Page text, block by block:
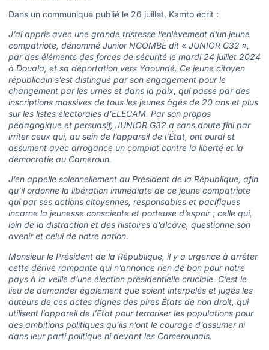
Dans un communiqué publié le 26 juillet, Kamto écrit :
J’ai appris avec une grande tristesse l’enlèvement d’un jeune
compatriote, dénommé Junior NGOMBÈ dit « JUNIOR G32 »,
par des éléments des forces de sécurité le mardi 24 juillet 2024
à Douala, et sa déportation vers Yaoundé. Ce jeune citoyen
républicain s’est distingué par son engagement pour le
changement par les urnes et dans la paix, qui passe par des
inscriptions massives de tous les jeunes âgés de 20 ans et plus
sur les listes électorales d’ELECAM. Par son propos
pédagogique et persuasif, JUNIOR G32 a sans doute fini par
irriter ceux qui, au sein de l’appareil de l’État, ont ourdi et
assument avec arrogance un complot contre la liberté et la
démocratie au Cameroun.
J’en appelle solennellement au Président de la République, afin
qu’il ordonne la libération immédiate de ce jeune compatriote
qui par ses actions citoyennes, responsables et pacifiques
incarne la jeunesse consciente et porteuse d’espoir ; celle qui,
loin de la distraction et des histoires d’alcôve, questionne son
avenir et celui de notre nation.
Monsieur le Président de la République, il y a urgence à arrêter
cette dérive rampante qui n’annonce rien de bon pour notre
pays à la veille d’une élection présidentielle cruciale. C’est le
lieu de demander également que soient interpelés et jugés les
auteurs de ces actes dignes des pires États de non droit, qui
utilisent l’appareil de l’État pour terroriser les populations pour
des ambitions politiques qu’ils n’ont le courage d’assumer ni
dans leur parti politique ni devant les Camerounais.